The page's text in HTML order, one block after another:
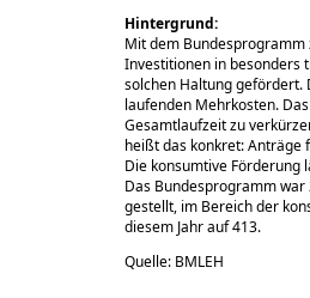
Hintergrund:
Mit dem
Investitionen in besonders
solchen Haltung gefördert.
laufenden Mehrkosten.
Gesamtlaufzeit zu
heißt das konkret: Anträge
Die konsumtive Förderung
Das Bundesprogramm
gestellt, im Bereich der
diesem Jahr auf 413.
Quelle: BMLEH